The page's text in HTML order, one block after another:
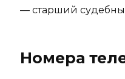
— старший
Номера